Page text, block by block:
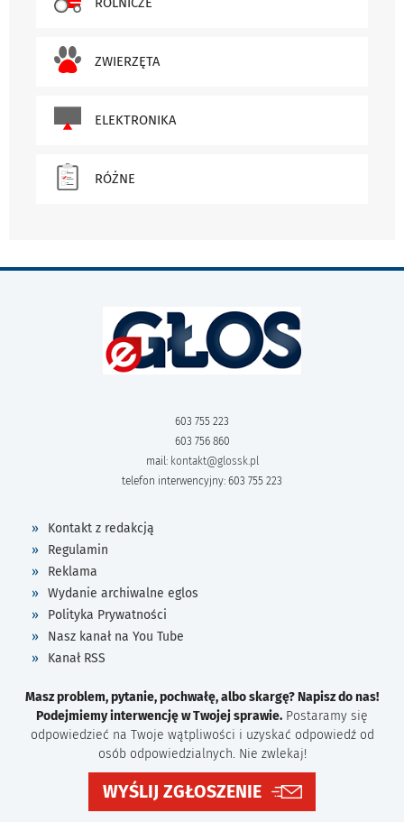
ZWIERZĘTA
ELEKTRONIKA
RÓŻNE
603 755 223
603 756 860
mail: kontakt@glossk.pl
telefon interwencyjny: 603 755 223
Kontakt z redakcją
Regulamin
Reklama
Wydanie archiwalne eglos
Polityka Prywatności
Nasz kanał na You Tube
Kanał RSS
Masz problem, pytanie, pochwałę, albo skargę? Napisz do nas!
Podejmiemy interwencję w Twojej sprawie. Postaramy się
odpowiedzieć na Twoje wątpliwości i uzyskać odpowiedź od
osób odpowiedzialnych. Nie zwlekaj!
WYŚLIJ ZGŁOSZENIE